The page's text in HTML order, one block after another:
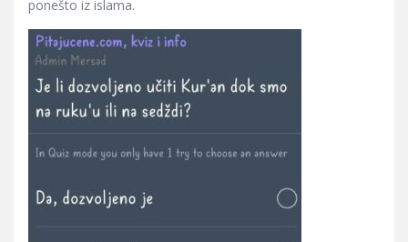
ponešto iz islama.